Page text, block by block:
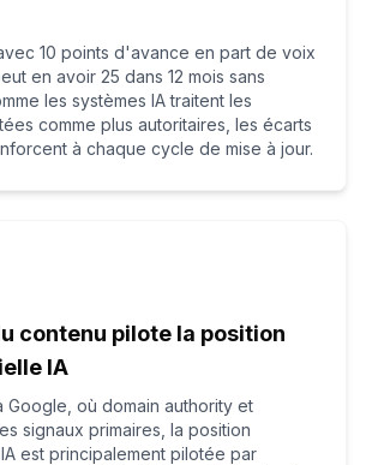
10 points d'avance en part de voix
en avoir 25 dans 12 mois sans
les systèmes IA traitent les
comme plus autoritaires, les écarts
à chaque cycle de mise à jour.
contenu pilote la position
IA
Google, où domain authority et
signaux primaires, la position
est principalement pilotée par